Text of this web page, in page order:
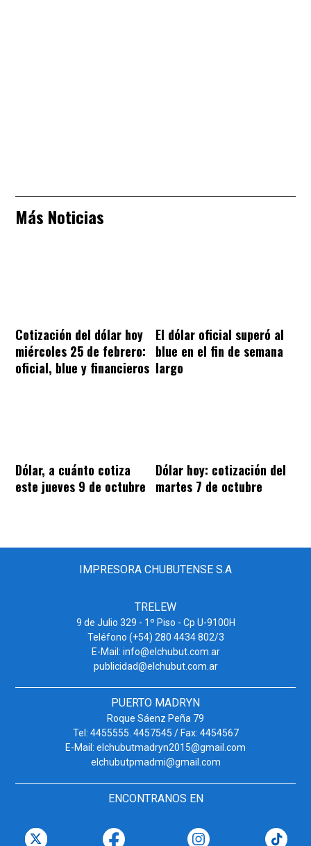
Más Noticias
Cotización del dólar hoy
miércoles 25 de febrero:
oficial, blue y financieros
El dólar oficial superó al
blue en el fin de semana
largo
Dólar, a cuánto cotiza
este jueves 9 de octubre
Dólar hoy: cotización del
martes 7 de octubre
IMPRESORA CHUBUTENSE S.A
TRELEW
9 de Julio 329 - 1º Piso - Cp U-9100H
Teléfono (+54) 280 4434 802/3
E-Mail: info@elchubut.com.ar
publicidad@elchubut.com.ar
PUERTO MADRYN
Roque Sáenz Peña 79
Tel: 4455555. 4457545 / Fax: 4454567
E-Mail: elchubutmadryn2015@gmail.com
elchubutpmadmi@gmail.com
ENCONTRANOS EN